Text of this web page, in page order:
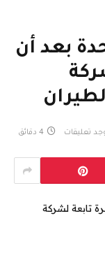
بعد أن
تعليقات 4 دقائق